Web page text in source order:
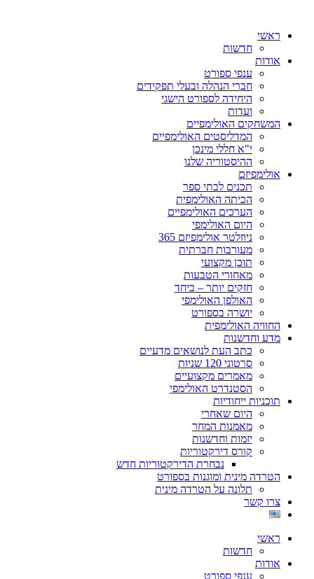
ראשי
חדשות
אודות
ענפי ספורט
חברי הנהלה ובעלי תפקידים
היחידה לספורט הישגי
ועדות
המשחקים האולימפיים
המדליסטים האולימפיים
י"א חללי מינכן
ההיסטוריה שלנו
אולימפיזם
תכנים לבתי ספר
הכיתה האולימפית
הערכים האולימפיים
היום האולימפי
ניוזלטר אולימפיזם 365
מעורבות חברתית
תוכן מקצועי
מאחורי הטבעות
חזקים יותר – ביחד
האולפן האולימפי
יושרה בספורט
החוויה האולימפית
מדע וחדשנות
כתב העת לנושאים מדעיים
סרטוני 120 שניות
מאמרים מקצועיים
הסטנדרט האולימפי
תוכניות ייחודיות
היום שאחרי
מאמנות המחר
יזמות וחדשנות
קורס דירקטוריות
נבחרת הדירקטוריות חדש
הטרדה מינית ומוגנות בספורט
תלונה על הטרדה מינית
צרו קשר
ראשי
חדשות
אודות
ענפי ספורט